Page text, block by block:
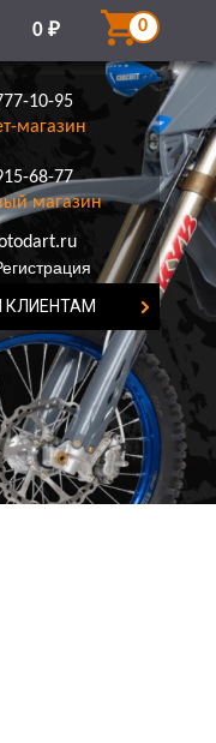
0 ₽ 0
10-95
магазин
68-77
магазин
10-95